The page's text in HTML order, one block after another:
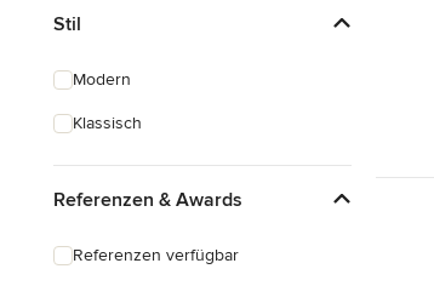
Garagenbau
Alle anzeigen
Stil
Modern
Klassisch
Referenzen & Awards
Referenzen verfügbar